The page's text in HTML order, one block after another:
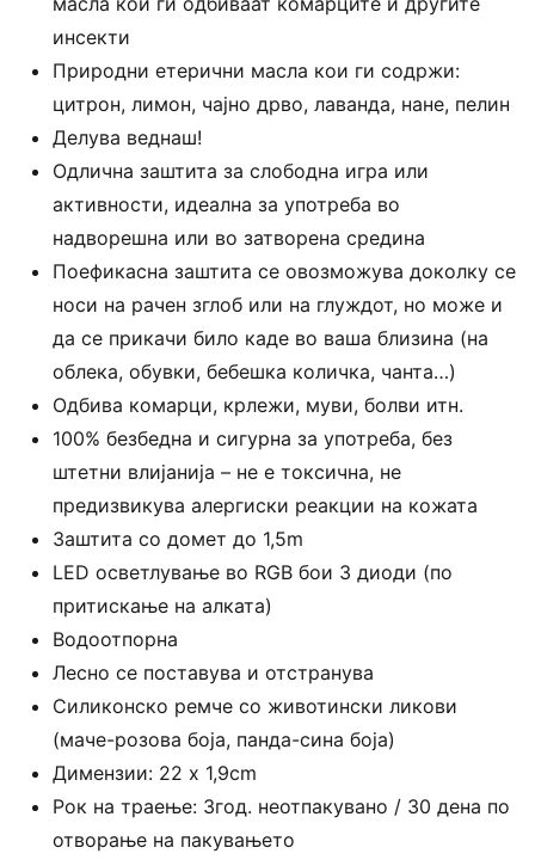
инсекти
Природни етерични масла кои ги содржи:
цитрон, лимон, чајно дрво, лаванда, нане, пелин
Делува веднаш!
Одлична заштита за слободна игра или
активности, идеална за употреба во
надворешна или во затворена средина
Поефикасна заштита се овозможува доколку се
носи на рачен зглоб или на глуждот, но може и
да се прикачи било каде во ваша близина (на
облека, обувки, бебешка количка, чанта…)
Одбива комарци, крлежи, муви, болви итн.
100% безбедна и сигурна за употреба, без
штетни влијанија – не е токсична, не
предизвикува алергиски реакции на кожата
Заштита со домет до 1,5m
LED осветлување во RGB бои 3 диоди (по
притискање на алката)
Водоотпорна
Лесно се поставува и отстранува
Силиконско ремче со животински ликови
(маче-розова боја, панда-сина боја)
Димензии: 22 x 1,9cm
Рок на траење: 3год. неотпакувано / 30 дена по
отворање на пакувањето